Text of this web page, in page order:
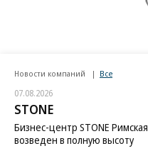
Новости компаний Все
07.08.2026
STONE
Бизнес-центр STONE Римская
возведен в полную высоту